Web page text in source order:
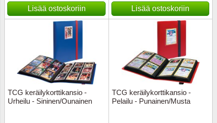
Lisää ostoskoriin Lisää ostoskoriin
TCG keräilykorttikansio -
Urheilu - Sininen/Ounainen
TCG keräilykorttikansio -
Pelailu - Punainen/Musta
Kreikka
Kypros